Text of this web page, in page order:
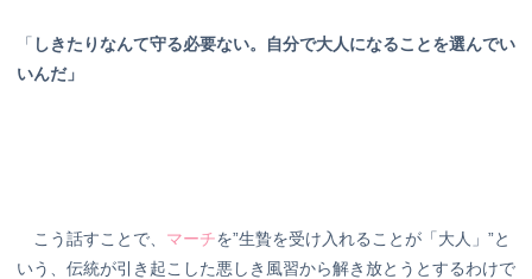
「 しきたりなんて守る必要ない。自分で大人になることを選んでい
いんだ」
こう話すことで、 マーチを”生贄を受け入れることが「大人」”と
いう、伝統が引き起こした悪しき風習から解き放とうとするわけで